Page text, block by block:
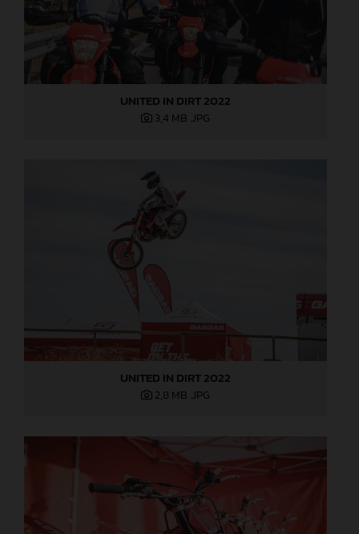
UNITED IN DIRT 2022
3,4 MB .JPG
UNITED IN DIRT 2022
2,8 MB .JPG